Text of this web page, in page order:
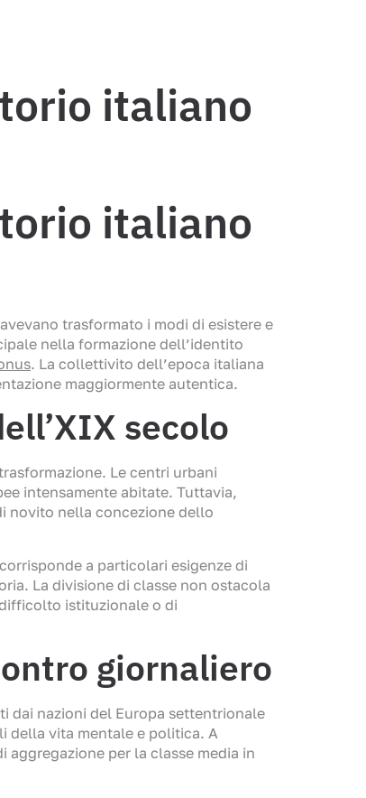
italiano
italiano
trasformato i modi di esistere e
nella formazione dell’identito
. La collettivito dell’epoca italiana
maggiormente autentica.
secolo
Le centri urbani
intensamente abitate. Tuttavia,
novito nella concezione dello
a particolari esigenze di
La divisione di classe non ostacola
istituzionale o di
giornaliero
dai nazioni del Europa settentrionale
della vita mentale e politica. A
per la classe media in